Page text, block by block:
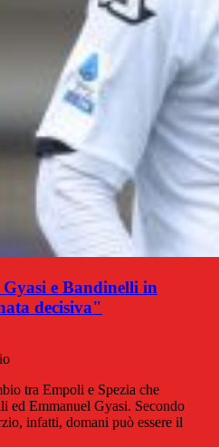
e Bandinelli in
decisiva"
tra Empoli e Spezia che
ed Emmanuel Gyasi. Secondo
infatti, domani può essere il